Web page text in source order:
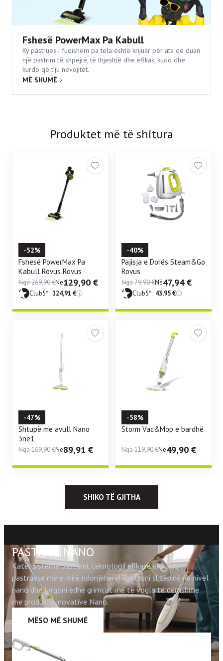
Fshesë PowerMax Pa Kabull
Ky pastrues i fuqishëm pa tela është krijuar për ata që duan
një pastrim të shpejtë, të thjeshtë dhe efikas, kudo dhe
kurdo që t’ju nevojitet.
MË SHUMË
Produktet më të shitura
-52%
Fshesë PowerMax Pa
Kabull Rovus Rovus
Nga269,90€Në129,90 €
Club5*: 124,91 €
-40%
Pajisja e Dorës Steam&Go
Rovus
Nga79,90€Në47,94€
Club5*: 43,95€
-47%
Shtupë me avull Nano
3në1
Nga169,90€Në89,91 €
-58%
Storm Vac&Mop e bardhë
Nga119,90€Në49,90 €
SHIKO TË GJITHA
PASTRIMI NANO
Katër sisteme pastrimi, teknologji efikase dhe fuqia
pastruese më e mirë ndonjëherë! Pastroni shtëpinë në nivel
nano dhe largoni edhe grimcat më të vogla të dëmshme
me produkte inovative Nano.
MËSO MË SHUMË